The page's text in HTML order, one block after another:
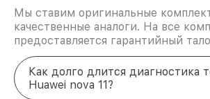
Мы ставим оригинальные
качественные аналоги. На все
предоставляется гарантийный
Как долго длится диагностика
Huawei nova 11?